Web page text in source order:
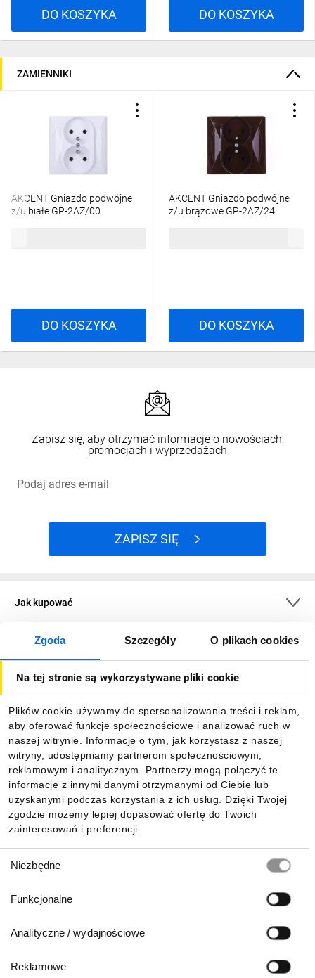
Zgoda Szczegóły O plikach cookies
Na tej stronie są wykorzystywane pliki cookie
Plików cookie używamy do spersonalizowania treści i reklam,
aby oferować funkcje społecznościowe i analizować ruch w
naszej witrynie. Informacje o tym, jak korzystasz z naszej
witryny, udostępniamy partnerom społecznościowym,
reklamowym i analitycznym. Partnerzy mogą połączyć te
informacje z innymi danymi otrzymanymi od Ciebie lub
uzyskanymi podczas korzystania z ich usług. Dzięki Twojej
zgodzie możemy lepiej dopasować ofertę do Twoich
zainteresowań i preferencji.
zgody
Niezbędne
Funkcjonalne
Analityczne / wydajnościowe
Reklamowe
DO KOSZYKA DO KOSZYKA
ZAMIENNIKI
AKCENT Gniazdo podwójne
z/u białe GP-2AZ/00
DO KOSZYKA
AKCENT Gniazdo podwójne
z/u brązowe GP-2AZ/24
DO KOSZYKA
Zapisz się, aby otrzymać informacje o nowościach,
promocjach i wyprzedażach
Podaj adres e-mail
ZAPISZ SIĘ
Jak kupować
O firmie
Informacje
Pobierz naszą aplikację mobilną: